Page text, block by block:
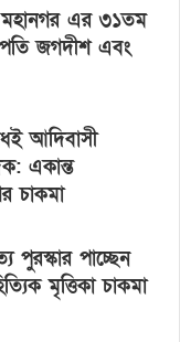
মহানগর এর ৩১তম
জগদীশ এবং
আদিবাসী
একান্ত
চাকমা
পুরস্কার পাচ্ছেন
মৃত্তিকা চাকমা